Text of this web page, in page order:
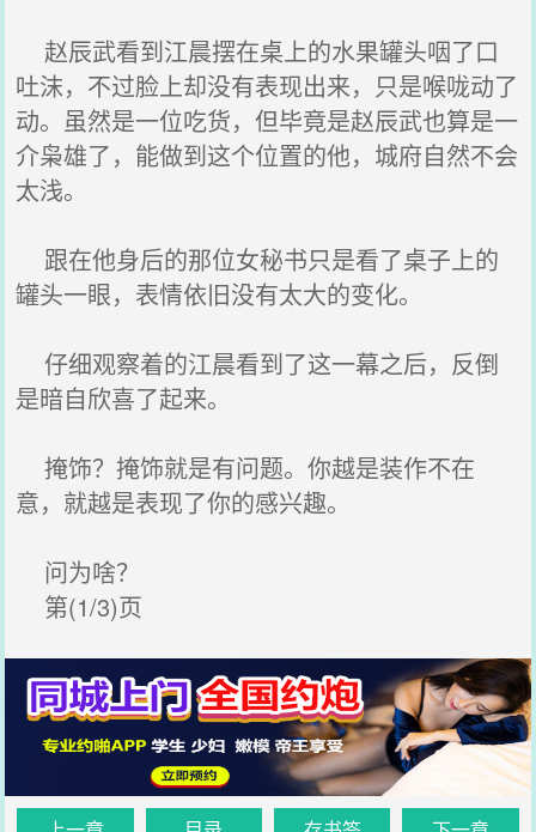
赵辰武看到江晨摆在桌上的水果罐头咽了口
吐沫，不过脸上却没有表现出来，只是喉咙动了
动。虽然是一位吃货，但毕竟是赵辰武也算是一
介枭雄了，能做到这个位置的他，城府自然不会
太浅。
跟在他身后的那位女秘书只是看了桌子上的
罐头一眼，表情依旧没有太大的变化。
仔细观察着的江晨看到了这一幕之后，反倒
是暗自欣喜了起来。
掩饰？掩饰就是有问题。你越是装作不在
意，就越是表现了你的感兴趣。
问为啥？
第(1/3)页